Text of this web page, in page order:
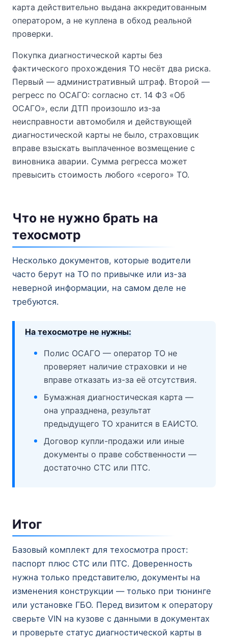
карта действительно выдана аккредитованным
оператором, а не куплена в обход реальной
проверки.
Покупка диагностической карты без
фактического прохождения ТО несёт два риска.
Первый — административный штраф. Второй —
регресс по ОСАГО: согласно ст. 14 ФЗ «Об
ОСАГО», если ДТП произошло из-за
неисправности автомобиля и действующей
диагностической карты не было, страховщик
вправе взыскать выплаченное возмещение с
виновника аварии. Сумма регресса может
превысить стоимость любого «серого» ТО.
Что не нужно брать на
техосмотр
Несколько документов, которые водители
часто берут на ТО по привычке или из-за
неверной информации, на самом деле не
требуются.
На техосмотре не нужны:
Полис ОСАГО — оператор ТО не
проверяет наличие страховки и не
вправе отказать из-за её отсутствия.
Бумажная диагностическая карта —
она упразднена, результат
предыдущего ТО хранится в ЕАИСТО.
Договор купли-продажи или иные
документы о праве собственности —
достаточно СТС или ПТС.
Итог
Базовый комплект для техосмотра прост:
паспорт плюс СТС или ПТС. Доверенность
нужна только представителю, документы на
изменения конструкции — только при тюнинге
или установке ГБО. Перед визитом к оператору
сверьте VIN на кузове с данными в документах
и проверьте статус диагностической карты в